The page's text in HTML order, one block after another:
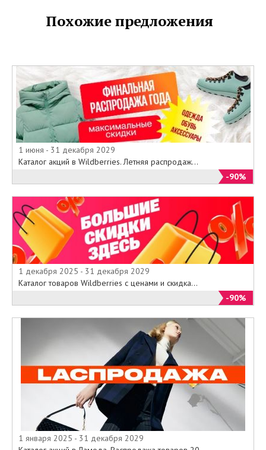
Похожие предложения
1 июня - 31 декабря 2029
Каталог акций в Wildberries. Летняя распродаж...
-90%
1 декабря 2025 - 31 декабря 2029
Каталог товаров Wildberries с ценами и скидка...
-90%
1 января 2025 - 31 декабря 2029